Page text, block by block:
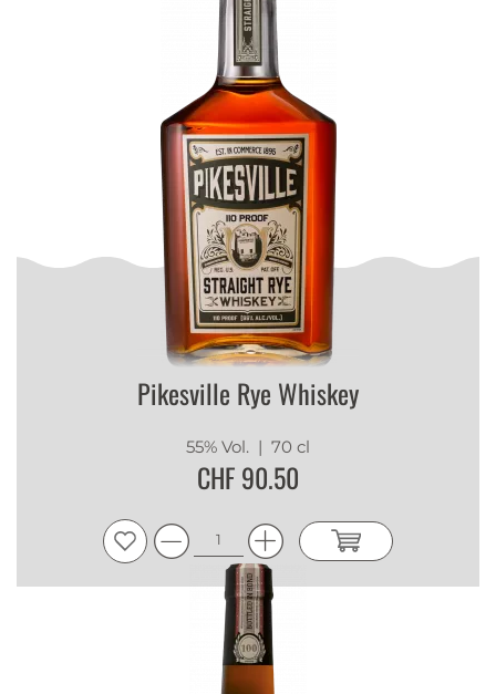
Pikesville Rye Whiskey
55% Vol. | 70 cl
CHF 90.50